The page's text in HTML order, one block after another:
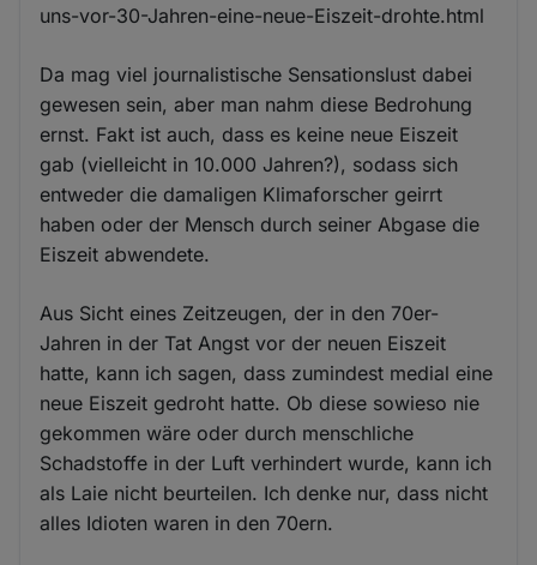
uns-vor-30-Jahren-eine-neue-Eiszeit-drohte.html
Da mag viel journalistische Sensationslust dabei
gewesen sein, aber man nahm diese Bedrohung
ernst. Fakt ist auch, dass es keine neue Eiszeit
gab (vielleicht in 10.000 Jahren?), sodass sich
entweder die damaligen Klimaforscher geirrt
haben oder der Mensch durch seiner Abgase die
Eiszeit abwendete.
Aus Sicht eines Zeitzeugen, der in den 70er-
Jahren in der Tat Angst vor der neuen Eiszeit
hatte, kann ich sagen, dass zumindest medial eine
neue Eiszeit gedroht hatte. Ob diese sowieso nie
gekommen wäre oder durch menschliche
Schadstoffe in der Luft verhindert wurde, kann ich
als Laie nicht beurteilen. Ich denke nur, dass nicht
alles Idioten waren in den 70ern.